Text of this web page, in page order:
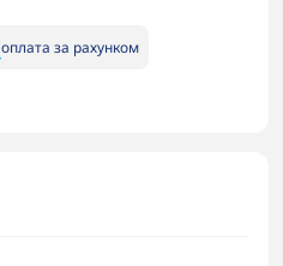
оплата за рахунком